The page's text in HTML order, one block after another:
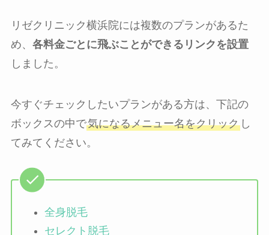
リゼクリニック横浜院には複数のプランがあるた
め、 各料金ごとに飛ぶことができるリンクを設置
しました。
今すぐチェックしたいプランがある方は、下記の
ボックスの中で気になるメニュー名をクリックし
てみてください。
全身脱毛
セレクト脱毛